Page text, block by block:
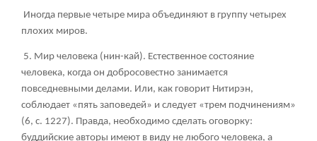
Иногда первые четыре мира объединяют в группу четырех
плохих миров.
5. Мир человека (нин-кай). Естественное состояние
человека, когда он добросовестно занимается
повседневными делами. Или, как говорит Нитирэн,
соблюдает «пять заповедей» и следует «трем подчинениям»
(6, с. 1227). Правда, необходимо сделать оговорку:
буддийские авторы имеют в виду не любого человека, а